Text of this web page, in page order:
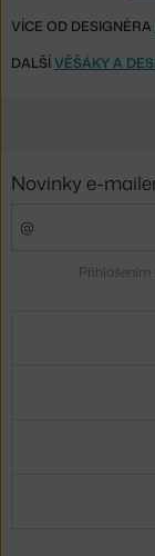
VÍCE OD DESIGNÉRA
DALŠÍVĚŠÁKY A
Novinky e-